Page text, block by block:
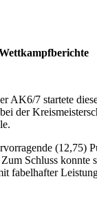
AK6/7 startete
der
(12,75)
Schluss konnte
fabelhafter